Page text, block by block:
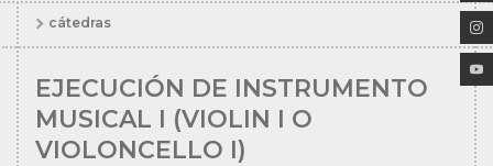
cátedras
EJECUCIÓN DE INSTRUMENTO
MUSICAL I (VIOLIN I O
VIOLONCELLO I)